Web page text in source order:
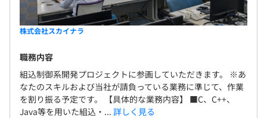
（COBOL、VB.net、C#、C++.NET、組込み系）、インフ
ラからAWSまで対応できるインフラエンジニアなど、幅
また、社員の約1〜2割が外国籍であり、異なるバックグラ
ウンドを持つメンバーが互いを尊重し合うことで、柔軟な
発想とグローバルな視点が養われます。
株式会社スカイナラ
職務内容
組込制御系開発プロジェクトに参画していただきます。 ※あ
なたのスキルおよび当社が請負っている業務に準じて、作業
を割り振る予定です。 【具体的な業務内容】 ■C、C++、
Java等を用いた組込・... 詳しく見る